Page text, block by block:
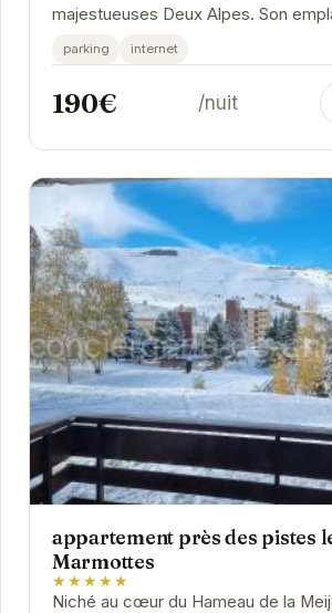
majestueuses Deux Alpes. Son
privilégié offre un accès facile aux
aux...
parking internet
190€ /nuit
appartement près des pistes
Marmottes
★★★★★
Niché au cœur du Hameau de la